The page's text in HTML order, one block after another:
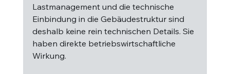
Lastmanagement und die technische
Einbindung in die Gebäudestruktur sind
deshalb keine rein technischen Details. Sie
haben direkte betriebswirtschaftliche
Wirkung.